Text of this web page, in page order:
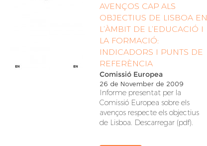
AVENÇOS CAP ALS
OBJECTIUS DE LISBOA EN
L’ÀMBIT DE L’EDUCACIÓ I
LA FORMACIÓ:
INDICADORS I PUNTS DE
REFERÈNCIA
Comissió Europea
26 de November de 2009
Informe presentat per la
Comissió Europea sobre els
avenços respecte els objectius
de Lisboa. Descarregar (pdf).